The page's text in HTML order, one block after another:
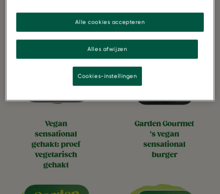
vegan
sensational
gehakt: proef
vegetarisch
gehakt
garden gourmet
's vegan
sensational
burger
Alles afwijzen
Alle cookies accepteren
Cookies-instellingen